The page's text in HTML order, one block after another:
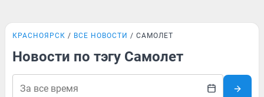
КРАСНОЯРСК ВСЕ НОВОСТИ САМОЛЕТ
Новости по тэгу Самолет